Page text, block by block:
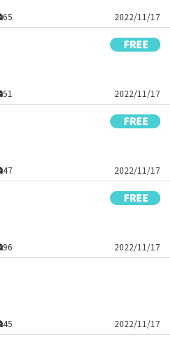
65 2022/11/17
51 2022/11/17
47 2022/11/17
96 2022/11/17
45 2022/11/17